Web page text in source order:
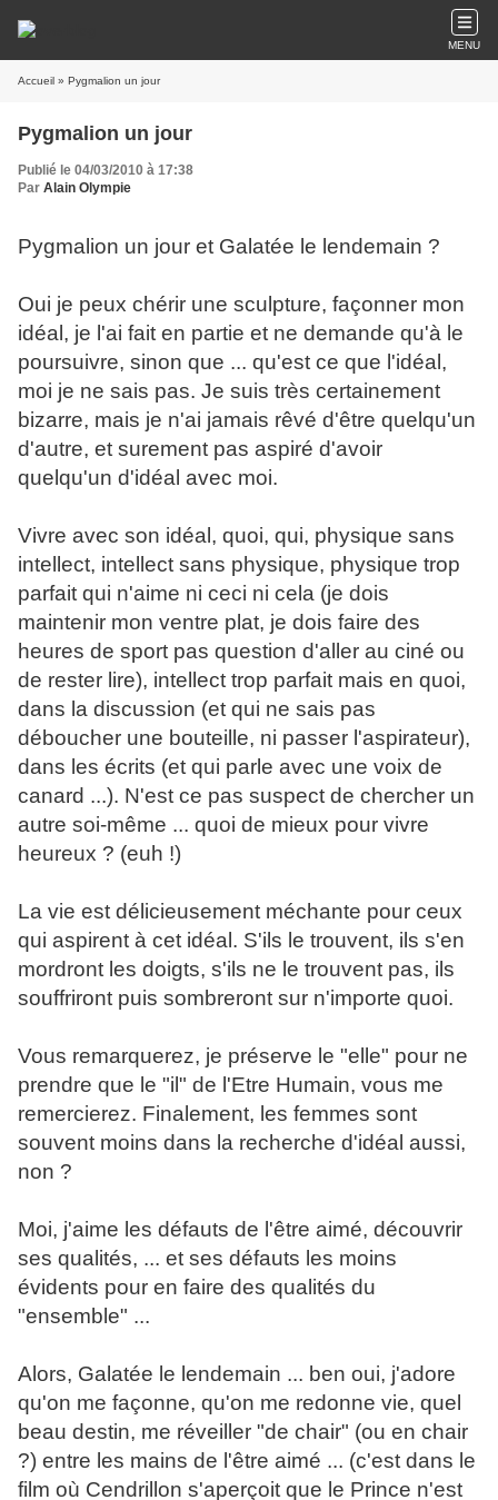
MENU
Accueil » Pygmalion un jour
Pygmalion un jour
Publié le 04/03/2010 à 17:38
Par Alain Olympie
Pygmalion un jour et Galatée le lendemain ?
Oui je peux chérir une sculpture, façonner mon
idéal, je l'ai fait en partie et ne demande qu'à le
poursuivre, sinon que ... qu'est ce que l'idéal,
moi je ne sais pas. Je suis très certainement
bizarre, mais je n'ai jamais rêvé d'être quelqu'un
d'autre, et surement pas aspiré d'avoir
quelqu'un d'idéal avec moi.
Vivre avec son idéal, quoi, qui, physique sans
intellect, intellect sans physique, physique trop
parfait qui n'aime ni ceci ni cela (je dois
maintenir mon ventre plat, je dois faire des
heures de sport pas question d'aller au ciné ou
de rester lire), intellect trop parfait mais en quoi,
dans la discussion (et qui ne sais pas
déboucher une bouteille, ni passer l'aspirateur),
dans les écrits (et qui parle avec une voix de
canard ...). N'est ce pas suspect de chercher un
autre soi-même ... quoi de mieux pour vivre
heureux ? (euh !)
La vie est délicieusement méchante pour ceux
qui aspirent à cet idéal. S'ils le trouvent, ils s'en
mordront les doigts, s'ils ne le trouvent pas, ils
souffriront puis sombreront sur n'importe quoi.
Vous remarquerez, je préserve le "elle" pour ne
prendre que le "il" de l'Etre Humain, vous me
remercierez. Finalement, les femmes sont
souvent moins dans la recherche d'idéal aussi,
non ?
Moi, j'aime les défauts de l'être aimé, découvrir
ses qualités, ... et ses défauts les moins
évidents pour en faire des qualités du
"ensemble" ...
Alors, Galatée le lendemain ... ben oui, j'adore
qu'on me façonne, qu'on me redonne vie, quel
beau destin, me réveiller "de chair" (ou en chair
?) entre les mains de l'être aimé ... (c'est dans le
film où Cendrillon s'aperçoit que le Prince n'est